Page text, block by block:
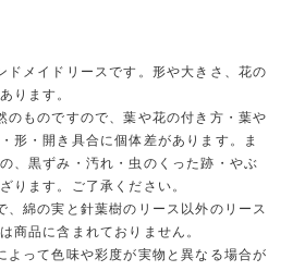
ドメイドリースです。形や大きさ、花の
ります。
のものですので、葉や花の付き方・葉や
形・開き具合に個体差があります。ま
、黒ずみ・汚れ・虫のくった跡・やぶ
ります。ご了承ください。
、綿の実と針葉樹のリース以外のリース
商品に含まれておりません。
よって色味や彩度が実物と異なる場合が